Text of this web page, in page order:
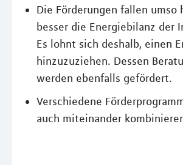
Die Förderungen fallen umso
besser die Energiebilanz der
Es lohnt sich deshalb, einen
hinzuzuziehen. Dessen
werden ebenfalls gefördert.
Verschiedene
auch miteinander